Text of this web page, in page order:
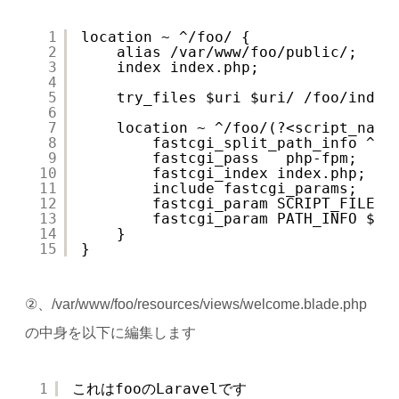
1
2
3
4
5
6
7
8
9
10
11
12
13
14
15
location ~ ^/foo/ {
alias /var/www/foo/public/;
index index.php;
try_files $uri $uri/ /foo/
location ~ ^/foo/
fastcgi_split_path_info
fastcgi_pass   php-fpm;
fastcgi_index index.php;
include fastcgi_params;
fastcgi_param
fastcgi_param PATH_INFO
}
}
②、/var/www/foo/resources/views/welcome.blade.php
の中身を以下に編集します
1 これはfooのLaravelです